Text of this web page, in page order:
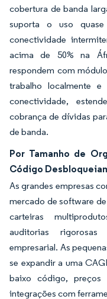
cobertura de banda
suporta o uso
conectividade
acima de 50% na
respondem com
trabalho localmente
conectividade,
cobrança de dívidas
de banda.
Por Tamanho de
Código
As grandes empresas
mercado de software
carteiras
auditorias
empresarial. As
se expandir a uma
baixo código, preços
integrações com